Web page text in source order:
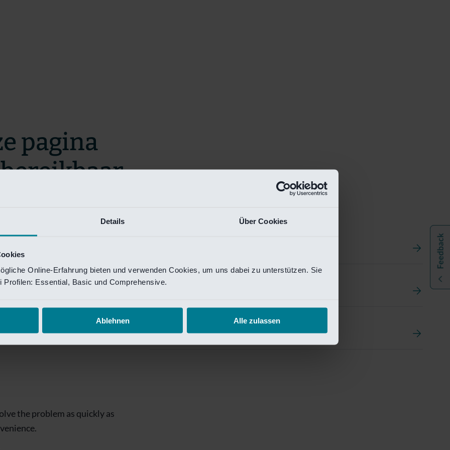
Details Über Cookies
Online-Erfahrung bieten und verwenden Cookies, um uns dabei zu unterstützen. Sie
Profilen: Essential, Basic und Comprehensive.
Ablehnen Alle zulassen
Investment Management
Van Lanschot Kempen Research
pagina
zo snel mogelijk te verhelpen.
te krijgen.
is
the problem as quickly as